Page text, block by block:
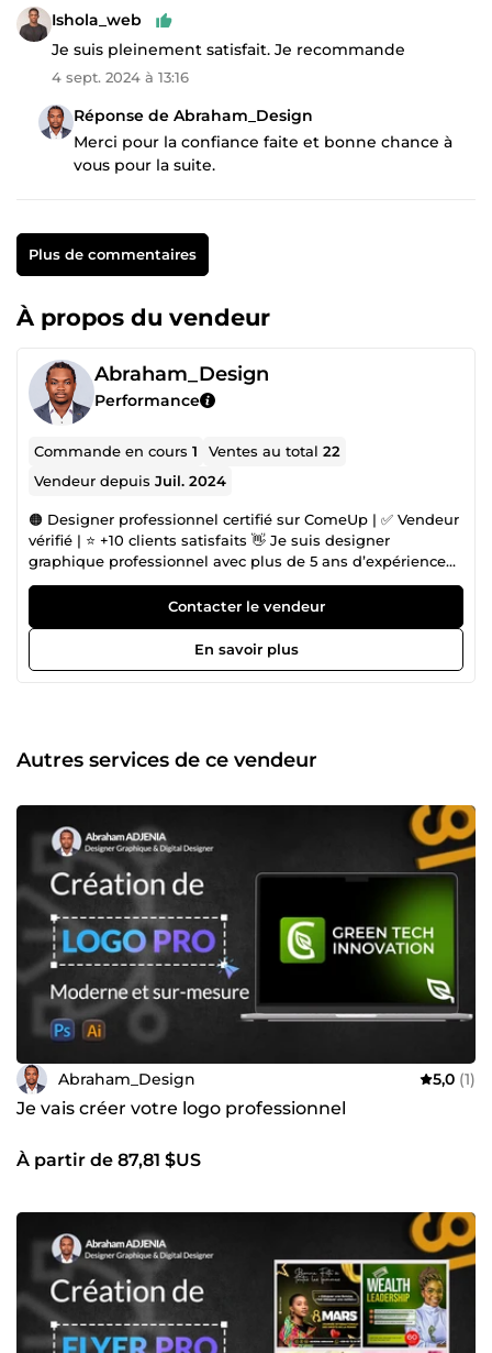
Ishola_web
Je suis pleinement satisfait. Je recommande
4 sept. 2024 à 13:16
Réponse de Abraham_Design
Merci pour la confiance faite et bonne chance à
vous pour la suite.
Plus de commentaires
À propos du vendeur
Abraham_Design
Performance
Commande en cours1 Ventes au total22
Vendeur depuisJuil. 2024
🟠 Designer professionnel certifié sur ComeUp | ✅ Vendeur
vérifié | ⭐ +10 clients satisfaits 👋 Je suis designer
graphique professionnel avec plus de 5 ans d’expérience
dans la création visuelle et le design digital. 🎨 Mes
spécialités : ✅ Identité visuelle &amp; branding : création
de logos, chartes graphiques et univers de marque ✅
Design UX/UI : maquettes modernes et ergonomiques
pour sites web et applications mobiles ✅ Motion design
design professionnel, impactant et adapté à vos besoins.
Que ce soit pour une identité unique, un prototype UX/UI
je vous accompagne avec créativité et rigueur. ✨ Pourquoi
me choisir ? 🔹 Créativité originale et designs modernes 🔹
Respect des délais et accompagnement personnalisé 🔹
Expérience confirmée et clients satisfaits 🎯 Pour moi, le
design est plus qu’un simple visuel : c’est un levier
stratégique qui attire, engage et fidélise vos clients. 📩 Prêt
à donner vie à vos idées ? Contactez-moi dès maintenant
et transformons votre projet en réussite. 🚀
Contacter le vendeur
En savoir plus
Autres services de ce vendeur
Abraham_Design 5,0 (1)
Je vais créer votre logo professionnel
À partir de 87,81 $US